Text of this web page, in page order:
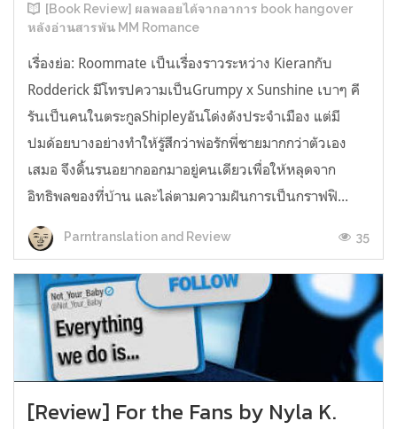
[Book Review] ผลพลอยได้จากอาการ book hangover
หลังอ่านสารพัน MM Romance
เรื่องย่อ: Roommate เป็นเรื่องราวระหว่าง Kieranกับ
Rodderick มีโทรปความเป็นGrumpy x Sunshine เบาๆ คี
รันเป็นคนในตระกูลShipleyอันโด่งดังประจำเมือง แต่มี
ปมด้อยบางอย่างทำให้รู้สึกว่าพ่อรักพี่ชายมากกว่าตัวเอง
เสมอ จึงดิ้นรนอยากออกมาอยู่คนเดียวเพื่อให้หลุดจาก
อิทธิพลของที่บ้าน และไล่ตามความฝันการเป็นกราฟฟิ...
Parntranslation and Review 35
[Review] For the Fans by Nyla K.